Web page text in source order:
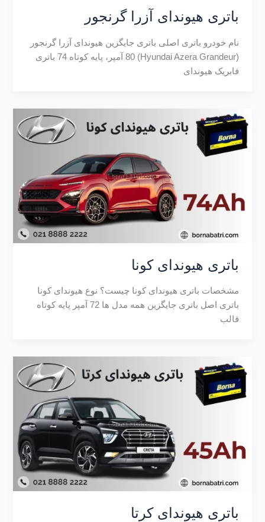
باتری هیوندای آزرا گرنجور
نام خودرو باتری اصلی باتری جایگزین هیوندای آزرا گرنجور
(Hyundai Azera Grandeur) 80 آمپر، پایه کوتاه 74 باتری
فابریک هیوندای
باتری هیوندای کونا
مشخصات باتری هیوندای کونا چیست؟ نوع هیوندای کونا
باتری اصل باتری جایگزین همه مدل ها 72 آمپر پایه کوتاه
قالب
باتری هیوندای کرتا